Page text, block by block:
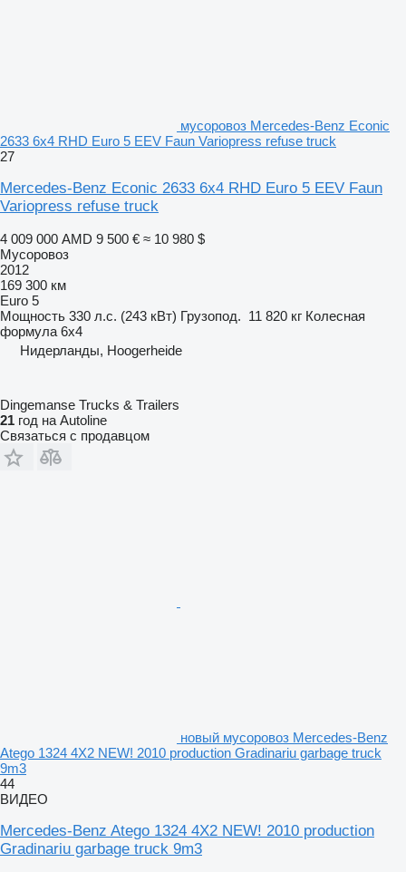
мусоровоз Mercedes-Benz Econic
2633 6x4 RHD Euro 5 EEV Faun Variopress refuse truck
27
Mercedes-Benz Econic 2633 6x4 RHD Euro 5 EEV Faun
Variopress refuse truck
4 009 000 AMD 9 500 € ≈ 10 980 $
Мусоровоз
2012
169 300 км
Euro 5
Мощность 330 л.с. (243 кВт) Грузопод. 11 820 кг Колесная
формула 6x4
Нидерланды, Hoogerheide
Dingemanse Trucks & Trailers
21 год на Autoline
Связаться с продавцом
новый мусоровоз Mercedes-Benz
Atego 1324 4X2 NEW! 2010 production Gradinariu garbage truck
9m3
44
ВИДЕО
Mercedes-Benz Atego 1324 4X2 NEW! 2010 production
Gradinariu garbage truck 9m3